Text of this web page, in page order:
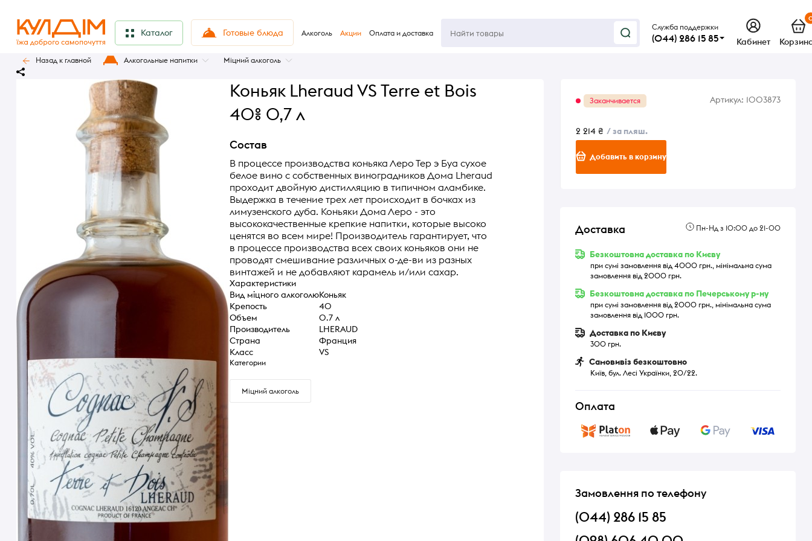
Каталог Готовые блюда Алкоголь Акции Оплата и доставка
Служба поддержки
(044) 286 15 85 Кабинет
Назад к главной Алкогольные напитки Міцний алкоголь
Коньяк Lheraud VS Terre et Bois
40% 0,7 л
Состав
В процессе производства коньяка Леро Тер э Буа сухое
белое вино с собственных виноградников Дома Lheraud
проходит двойную дистилляцию в типичном аламбике.
Выдержка в течение трех лет происходит в бочках из
лимузенского дуба. Коньяки Дома Леро - это
высококачественные крепкие напитки, которые высоко
ценятся во всем мире! Производитель гарантирует, что
в процессе производства всех своих коньяков они не
проводят смешивание различных о-де-ви из разных
винтажей и не добавляют карамель и/или сахар.
Характеристики
Вид міцного алкоголюКоньяк
Крепость
40
Объем
0.7 л
Производитель
LHERAUD
Страна
Франция
Класс
VS
Категории
Міцний алкоголь
Заканчивается Артикул: 1003873
2 214 ₴ / за пляш.
Добавить в корзину
Доставка Пн-Нд з 10:00 до 21-00
Безкоштовна доставка по Києву
при сумі замовлення від 4000 грн., мінімальна сума
замовлення від 2000 грн.
Безкоштовна доставка по Печерському р-ну
при сумі замовлення від 2000 грн., мінімальна сума
замовлення від 1000 грн.
Доставка по Києву
300 грн.
Самовивіз безкоштовно
Київ, бул. Лесі Українки, 20/22.
Оплата
Замовлення по телефону
(044) 286 15 85